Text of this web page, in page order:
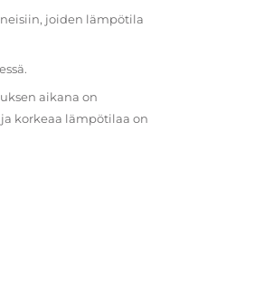
joiden lämpötila
aikana on
korkeaa lämpötilaa on